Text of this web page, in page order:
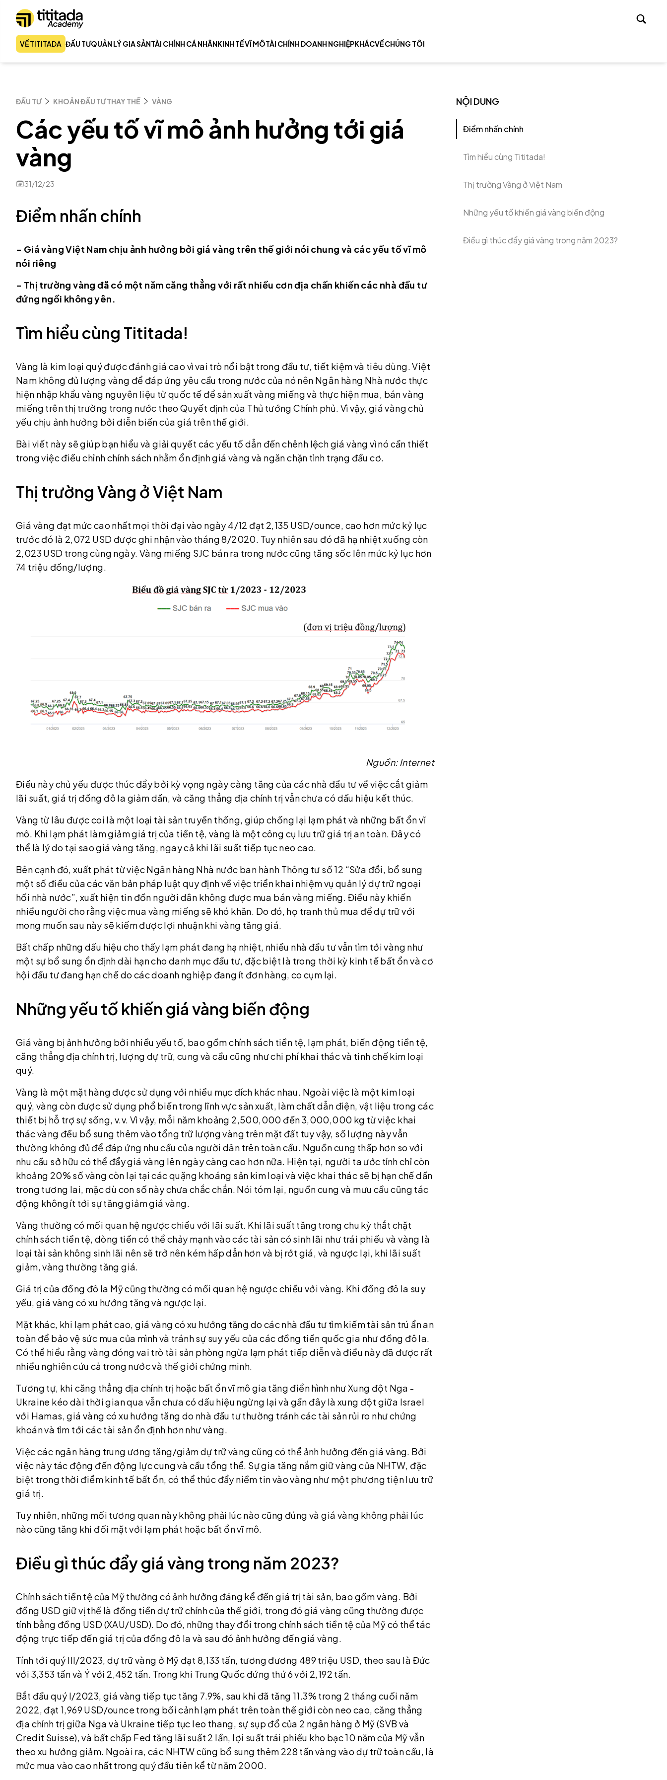
kiếm
VỀ TITITADA ĐẦU TƯQUẢN LÝ GIA SẢNTÀI CHÍNH CÁ NHÂNKINH TẾ VĨ MÔTÀI CHÍNH DOANH NGHIỆPKHÁCVỀ CHÚNG TÔI
ĐẦU TƯ KHOẢN ĐẦU TƯ THAY THẾ VÀNG
Các yếu tố vĩ mô ảnh hưởng tới giá
vàng
31/12/23
NỘI DUNG
Điểm nhấn chính
Tìm hiểu cùng Tititada!
Thị trường Vàng ở Việt Nam
Những yếu tố khiến giá vàng biến động
Điều gì thúc đẩy giá vàng trong năm 2023?
Điểm nhấn chính
- Giá vàng Việt Nam chịu ảnh hưởng bởi giá vàng trên thế giới nói chung và các yếu tố vĩ mô
nói riêng
- Thị trường vàng đã có một năm căng thẳng với rất nhiều cơn địa chấn khiến các nhà đầu tư
đứng ngồi không yên.
Tìm hiểu cùng Tititada!
Vàng là kim loại quý được đánh giá cao vì vai trò nổi bật trong đầu tư, tiết kiệm và tiêu dùng. Việt
Nam không đủ lượng vàng để đáp ứng yêu cầu trong nước của nó nên Ngân hàng Nhà nước thực
hiện nhập khẩu vàng nguyên liệu từ quốc tế để sản xuất vàng miếng và thực hiện mua, bán vàng
miếng trên thị trường trong nước theo Quyết định của Thủ tướng Chính phủ. Vì vậy, giá vàng chủ
yếu chịu ảnh hưởng bởi diễn biến của giá trên thế giới.
Bài viết này sẽ giúp bạn hiểu và giải quyết các yếu tố dẫn đến chênh lệch giá vàng vì nó cần thiết
trong việc điều chỉnh chính sách nhằm ổn định giá vàng và ngăn chặn tình trạng đầu cơ.
Thị trường Vàng ở Việt Nam
Giá vàng đạt mức cao nhất mọi thời đại vào ngày 4/12 đạt 2,135 USD/ounce, cao hơn mức kỷ lục
trước đó là 2,072 USD được ghi nhận vào tháng 8/2020. Tuy nhiên sau đó đã hạ nhiệt xuống còn
2,023 USD trong cùng ngày. Vàng miếng SJC bán ra trong nước cũng tăng sốc lên mức kỷ lục hơn
74 triệu đồng/lượng.
Nguồn: Internet
Điều này chủ yếu được thúc đẩy bởi kỳ vọng ngày càng tăng của các nhà đầu tư về việc cắt giảm
lãi suất, giá trị đồng đô la giảm dần, và căng thẳng địa chính trị vẫn chưa có dấu hiệu kết thúc.
Vàng từ lâu được coi là một loại tài sản truyền thống, giúp chống lại lạm phát và những bất ổn vĩ
mô. Khi lạm phát làm giảm giá trị của tiền tệ, vàng là một công cụ lưu trữ giá trị an toàn. Đây có
thể là lý do tại sao giá vàng tăng, ngay cả khi lãi suất tiếp tục neo cao.
Bên cạnh đó, xuất phát từ việc Ngân hàng Nhà nước ban hành Thông tư số 12 “Sửa đổi, bổ sung
một số điều của các văn bản pháp luật quy định về việc triển khai nhiệm vụ quản lý dự trữ ngoại
hối nhà nước”, xuất hiện tin đồn người dân không được mua bán vàng miếng. Điều này khiến
nhiều người cho rằng việc mua vàng miếng sẽ khó khăn. Do đó, họ tranh thủ mua để dự trữ với
mong muốn sau này sẽ kiếm được lợi nhuận khi vàng tăng giá.
Bất chấp những dấu hiệu cho thấy lạm phát đang hạ nhiệt, nhiều nhà đầu tư vẫn tìm tới vàng như
một sự bổ sung ổn định dài hạn cho danh mục đầu tư, đặc biệt là trong thời kỳ kinh tế bất ổn và cơ
hội đầu tư đang hạn chế do các doanh nghiệp đang ít đơn hàng, co cụm lại.
Những yếu tố khiến giá vàng biến động
Giá vàng bị ảnh hưởng bởi nhiều yếu tố, bao gồm chính sách tiền tệ, lạm phát, biến động tiền tệ,
căng thẳng địa chính trị, lượng dự trữ, cung và cầu cũng như chi phí khai thác và tinh chế kim loại
quý.
Vàng là một mặt hàng được sử dụng với nhiều mục đích khác nhau. Ngoài việc là một kim loại
quý, vàng còn được sử dụng phổ biến trong lĩnh vực sản xuất, làm chất dẫn điện, vật liệu trong các
thiết bị hỗ trợ sự sống, v.v. Vì vậy, mỗi năm khoảng 2,500,000 đến 3,000,000 kg từ việc khai
thác vàng đều bổ sung thêm vào tổng trữ lượng vàng trên mặt đất tuy vậy, số lượng này vẫn
thường không đủ để đáp ứng nhu cầu của người dân trên toàn cầu. Nguồn cung thấp hơn so với
nhu cầu sở hữu có thể đẩy giá vàng lên ngày càng cao hơn nữa. Hiện tại, người ta ước tính chỉ còn
khoảng 20% số vàng còn lại tại các quặng khoáng sản kim loại và việc khai thác sẽ bị hạn chế dần
trong tương lai, mặc dù con số này chưa chắc chắn. Nói tóm lại, nguồn cung và mưu cầu cũng tác
động không ít tới sự tăng giảm giá vàng.
Vàng thường có mối quan hệ ngược chiều với lãi suất. Khi lãi suất tăng trong chu kỳ thắt chặt
chính sách tiền tệ, dòng tiền có thể chảy mạnh vào các tài sản có sinh lãi như trái phiếu và vàng là
loại tài sản không sinh lãi nên sẽ trở nên kém hấp dẫn hơn và bị rớt giá, và ngược lại, khi lãi suất
giảm, vàng thường tăng giá.
Giá trị của đồng đô la Mỹ cũng thường có mối quan hệ ngược chiều với vàng. Khi đồng đô la suy
yếu, giá vàng có xu hướng tăng và ngược lại.
Mặt khác, khi lạm phát cao, giá vàng có xu hướng tăng do các nhà đầu tư tìm kiếm tài sản trú ẩn an
toàn để bảo vệ sức mua của mình và tránh sự suy yếu của các đồng tiền quốc gia như đồng đô la.
Có thể hiểu rằng vàng đóng vai trò tài sản phòng ngừa lạm phát tiếp diễn và điều này đã được rất
nhiều nghiên cứu cả trong nước và thế giới chứng minh.
Tương tự, khi căng thẳng địa chính trị hoặc bất ổn vĩ mô gia tăng điển hình như Xung đột Nga -
Ukraine kéo dài thời gian qua vẫn chưa có dấu hiệu ngừng lại và gần đây là xung đột giữa Israel
với Hamas, giá vàng có xu hướng tăng do nhà đầu tư thường tránh các tài sản rủi ro như chứng
khoán và tìm tới các tài sản ổn định hơn như vàng.
Việc các ngân hàng trung ương tăng/giảm dự trữ vàng cũng có thể ảnh hưởng đến giá vàng. Bởi
việc này tác động đến động lực cung và cầu tổng thể. Sự gia tăng nắm giữ vàng của NHTW, đặc
biệt trong thời điểm kinh tế bất ổn, có thể thúc đẩy niềm tin vào vàng như một phương tiện lưu trữ
giá trị.
Tuy nhiên, những mối tương quan này không phải lúc nào cũng đúng và giá vàng không phải lúc
nào cũng tăng khi đối mặt với lạm phát hoặc bất ổn vĩ mô.
Điều gì thúc đẩy giá vàng trong năm 2023?
Chính sách tiền tệ của Mỹ thường có ảnh hưởng đáng kể đến giá trị tài sản, bao gồm vàng. Bởi
đồng USD giữ vị thế là đồng tiền dự trữ chính của thế giới, trong đó giá vàng cũng thường được
tính bằng đồng USD (XAU/USD). Do đó, những thay đổi trong chính sách tiền tệ của Mỹ có thể tác
động trực tiếp đến giá trị của đồng đô la và sau đó ảnh hưởng đến giá vàng.
Tính tới quý III/2023, dự trữ vàng ở Mỹ đạt 8,133 tấn, tương đương 489 triệu USD, theo sau là Đức
với 3,353 tấn và Ý với 2,452 tấn. Trong khi Trung Quốc đứng thứ 6 với 2,192 tấn.
Bắt đầu quý I/2023, giá vàng tiếp tục tăng 7.9%, sau khi đã tăng 11.3% trong 2 tháng cuối năm
2022, đạt 1,969 USD/ounce trong bối cảnh lạm phát trên toàn thế giới còn neo cao, căng thẳng
địa chính trị giữa Nga và Ukraine tiếp tục leo thang, sự sụp đổ của 2 ngân hàng ở Mỹ (SVB và
Credit Suisse), và bất chấp Fed tăng lãi suất 2 lần, lợi suất trái phiếu kho bạc 10 năm của Mỹ vẫn
theo xu hướng giảm. Ngoài ra, các NHTW cũng bổ sung thêm 228 tấn vàng vào dự trữ toàn cầu, là
mức mua vào cao nhất trong quý đầu tiên kể từ năm 2000.